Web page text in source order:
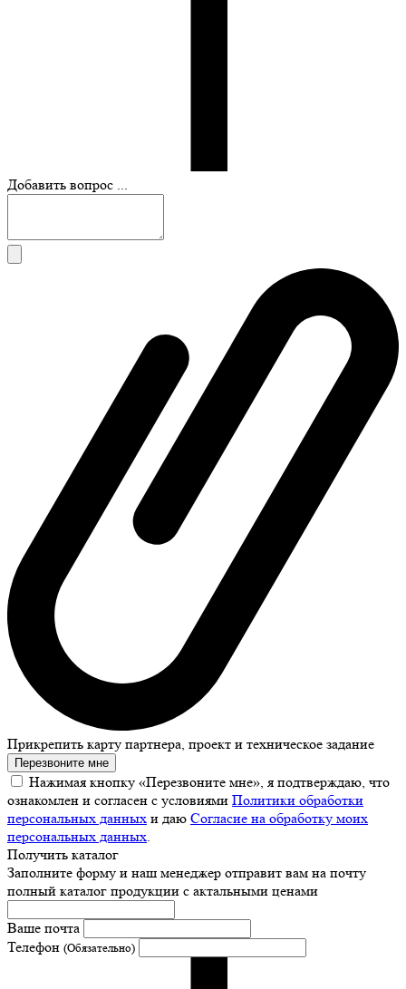
Добавить вопрос ...
Прикрепить карту партнера, проект и техническое задание
Перезвоните мне
Нажимая кнопку «Перезвоните мне», я подтверждаю, что
ознакомлен и согласен с условиями Политики обработки
персональных данных и даю Согласие на обработку моих
персональных данных.
Получить каталог
Заполните форму и наш менеджер отправит вам на почту
полный каталог продукции с актальными ценами
Ваше почта
Телефон (Обязательно)